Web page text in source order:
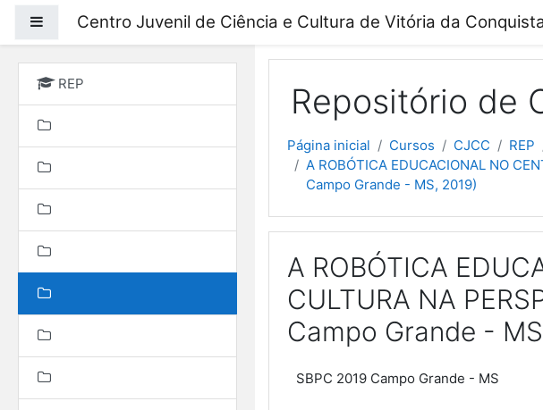
Painel lateral
Centro Juvenil de Ciência e Cultura de Vitória da
REP Repositório de
Página inicial Cursos CJCC
REP
A ROBÓTICA EDUCACIONAL NO
Campo Grande - MS, 2019)
A ROBÓTICA
CULTURA NA
Campo Grande -
SBPC 2019 Campo Grande - MS